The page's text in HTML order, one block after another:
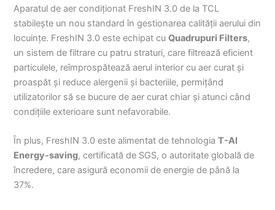
Aparatul de aer condiționat FreshIN 3.0 de la TCL
stabilește un nou standard în gestionarea calității aerului din
locuințe. FreshIN 3.0 este echipat cuQuadrupuri Filters,
un sistem de filtrare cu patru straturi, care filtrează eficient
particulele, reîmprospătează aerul interior cu aer curat și
proaspăt și reduce alergenii și bacteriile, permițând
utilizatorilor să se bucure de aer curat chiar și atunci când
condițiile exterioare sunt nefavorabile.
În plus, FreshIN 3.0 este alimentat de tehnologiaT-AI
Energy-saving, certificată de SGS, o autoritate globală de
încredere, care asigură economii de energie de până la
37%.